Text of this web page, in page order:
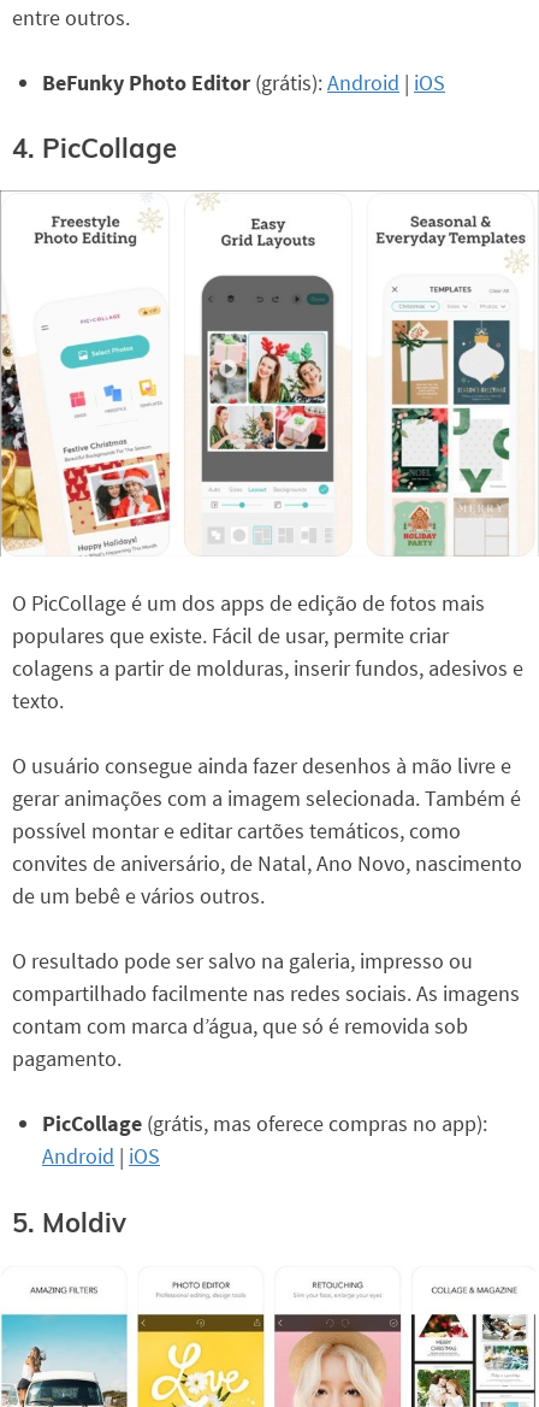
entre outros.
BeFunky Photo Editor (grátis):Android | iOS
4. PicCollage
O PicCollage é um dos apps de edição de fotos mais
populares que existe. Fácil de usar, permite criar
colagens a partir de molduras, inserir fundos, adesivos e
texto.
O usuário consegue ainda fazer desenhos à mão livre e
gerar animações com a imagem selecionada. Também é
possível montar e editar cartões temáticos, como
convites de aniversário, de Natal, Ano Novo, nascimento
de um bebê e vários outros.
O resultado pode ser salvo na galeria, impresso ou
compartilhado facilmente nas redes sociais. As imagens
contam com marca d’água, que só é removida sob
pagamento.
PicCollage (grátis, mas oferece compras no app):
Android | iOS
5. Moldiv